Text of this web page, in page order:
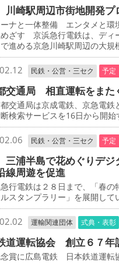
崎駅周辺市街地開発プ
ナと一体整備 エンタメと環
ざす 京浜急行電鉄は、ディ
進める京急川崎駅周辺の大規
民鉄・公営・三セク 予定
交通局 相直運転をまた
通局は京成電鉄、京急電鉄
検索サービスを16日から開始
民鉄・公営・三セク 予定
浦半島で花めぐりデ
線周遊を促進
電鉄は２８日まで、「春の
スタンプラリー」を展開して
運輸関連団体 式典・表彰
道運転協会 創立６７年
に広島電鉄 日本鉄道運転